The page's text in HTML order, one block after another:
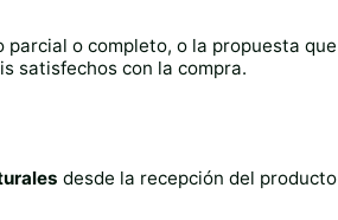
o completo, o la propuesta que
satisfechos con la compra.
desde la recepción del producto